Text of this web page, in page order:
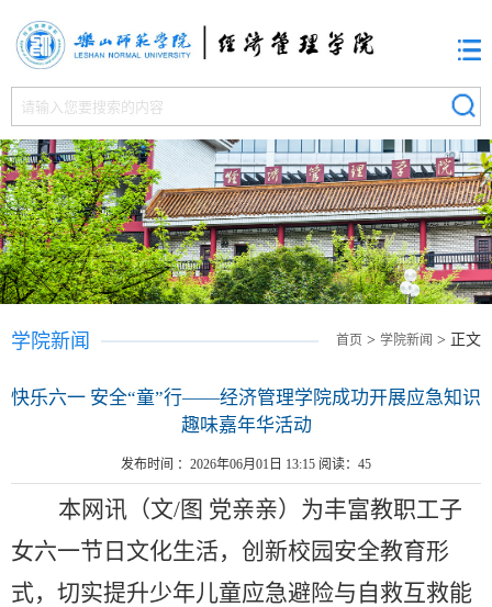
首页 > 学院新闻 > 正文
学院新闻
快乐六一 安全“童”行——经济管理学院成功开展应急知识
趣味嘉年华活动
发布时间 ：2026年06月01日 13:15 阅读： 45
本网讯 （文/图 党亲亲） 为丰富教职工子
女六一节日文化生活，创新校园安全教育形
式，切实提升少年儿童应急避险与自救互救能